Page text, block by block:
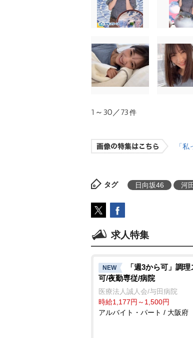
1～30／73件
「
タグ 日向坂46 河
求人特集
NEW
「週3から可」調
可/夜勤専従/病院
医療法人誠人会/与田病院
時給1,177円～1,500円
アルバイト・パート / 大阪府